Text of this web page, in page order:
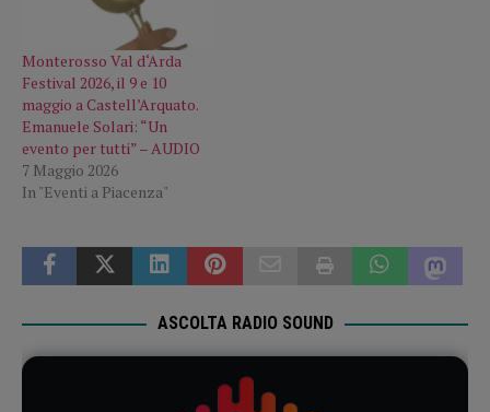
Monterosso Val d‘Arda
Festival 2026, il 9 e 10
maggio a Castell’Arquato.
Emanuele Solari: “Un
evento per tutti” – AUDIO
7 Maggio 2026
In "Eventi a Piacenza"
ASCOLTA RADIO SOUND